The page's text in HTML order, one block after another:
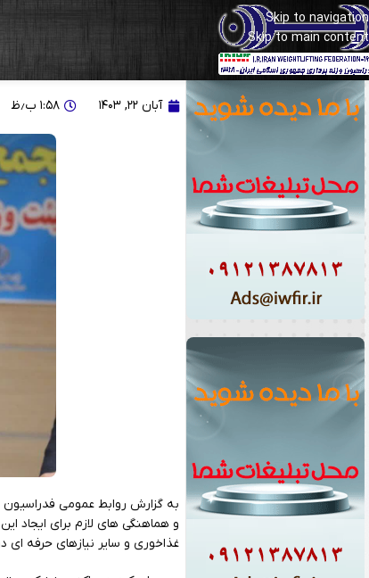
Skip to navigation
Skip to main content
انوشیروانی:به
آبان ۲۲, ۱۴۰۳ ۱:۵۸ ب٫ظ
به گزارش روابط عمومی فدراسیون
و هماهنگی های لازم برای ایجاد
غذاخوری و سایر نیازهای حرفه ای